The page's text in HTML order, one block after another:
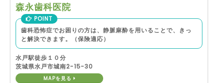
森永歯科医院
POINT
歯科恐怖症でお困りの方は、静脈麻酔を用いることで、きっ
と解決できます。（保険適応）
水戸駅徒歩１０分
茨城県水戸市城南2-15-30
MAPを見る